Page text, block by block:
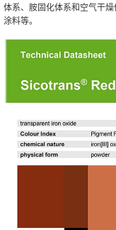
体系、胺固化体系和空气干
涂料等。